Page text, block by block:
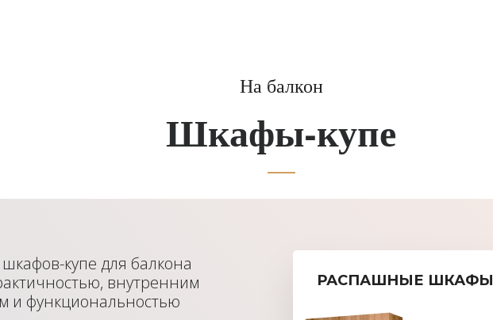
На балкон
Шкафы-купе
купе для балкона
внутренним
и функциональностью
РАСПАШНЫЕ ШКАФЫ